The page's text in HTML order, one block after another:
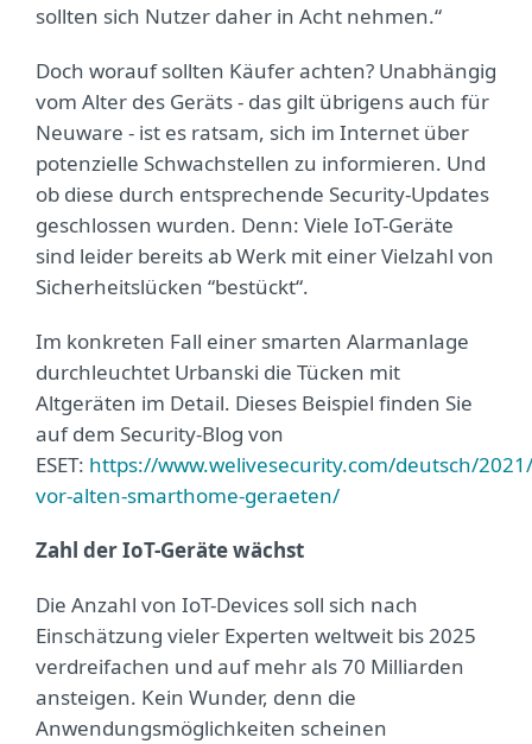
sollten sich Nutzer daher in Acht nehmen.“
Doch worauf sollten Käufer achten? Unabhängig
vom Alter des Geräts - das gilt übrigens auch für
Neuware - ist es ratsam, sich im Internet über
potenzielle Schwachstellen zu informieren. Und
ob diese durch entsprechende Security-Updates
geschlossen wurden. Denn: Viele IoT-Geräte
sind leider bereits ab Werk mit einer Vielzahl von
Sicherheitslücken “bestückt“.
Im konkreten Fall einer smarten Alarmanlage
durchleuchtet Urbanski die Tücken mit
Altgeräten im Detail. Dieses Beispiel finden Sie
auf dem Security-Blog von
ESET: https://www.welivesecurity.com/deutsch/
vor-alten-smarthome-geraeten/
Zahl der IoT-Geräte wächst
Die Anzahl von IoT-Devices soll sich nach
Einschätzung vieler Experten weltweit bis 2025
verdreifachen und auf mehr als 70 Milliarden
ansteigen. Kein Wunder, denn die
Anwendungsmöglichkeiten scheinen